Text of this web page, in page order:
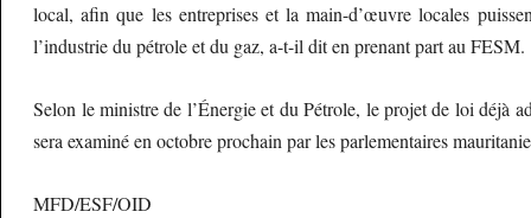
local, afin que les entreprises et la main-d’œuvre locales
l’industrie du pétrole et du gaz, a-t-il dit en prenant part au FESM.
Selon le ministre de l’Énergie et du Pétrole, le projet de loi déjà
sera examiné en octobre prochain par les parlementaires
MFD/ESF/OID